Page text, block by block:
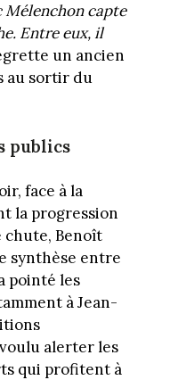
Mélenchon capte
Entre eux, il
un ancien
au sortir du
publics
face à la
la progression
chute, Benoît
synthèse entre
pointé les
à Jean-
alerter les
qui profitent à